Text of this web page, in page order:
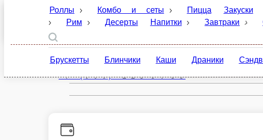
Санкт-Петербург
Настройки
Роллы Комбо и сеты Пицца Закуски Салаты
Десерты
Напитки Завтраки Соусы и другое
Брускетты Блинчики Каши Драники Сэндвичи